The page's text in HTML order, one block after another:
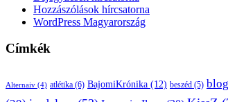
Hozzászólások hírcsatorna
WordPress Magyarország
Címkék
Alternaiv (4) atlétika (6) BajomiKrónika (12) beszéd (5) blog